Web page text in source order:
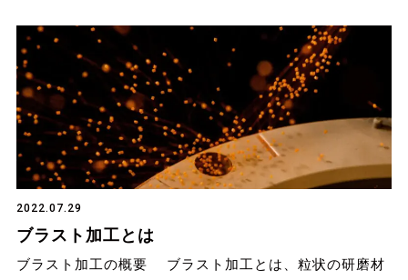
2022.07.29
ブラスト加工とは
ブラスト加工の概要 ブラスト加工とは、粒状の研磨材